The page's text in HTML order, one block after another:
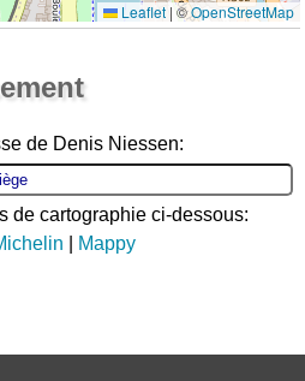
Leaflet |©OpenStreetMap
de Denis Niessen:
de cartographie ci-dessous:
Mappy